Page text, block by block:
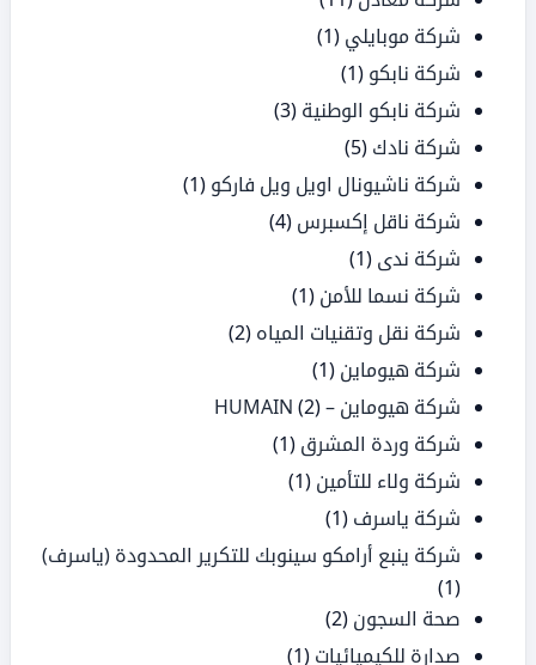
شركة موبايلي (1)
شركة نابكو (1)
شركة نابكو الوطنية (3)
شركة نادك (5)
شركة ناشيونال اويل ويل فاركو (1)
شركة ناقل إكسبرس (4)
شركة ندى (1)
شركة نسما للأمن (1)
شركة نقل وتقنيات المياه (2)
شركة هيوماين (1)
شركة هيوماين – HUMAIN(2)
شركة وردة المشرق (1)
شركة ولاء للتأمين (1)
شركة ياسرف (1)
شركة ينبع أرامكو سينوبك للتكرير المحدودة (ياسرف)
(1)
صحة السجون (2)
صدارة للكيميائيات (1)